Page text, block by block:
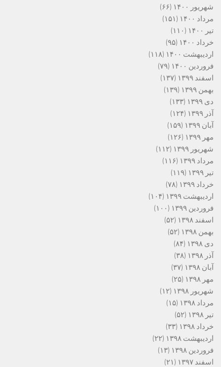
شهریور ۱۴۰۰
(۶۶)
مرداد ۱۴۰۰
(۱۵۱)
تیر ۱۴۰۰
(۱۱۰)
خرداد ۱۴۰۰
(۹۵)
اردیبهشت ۱۴۰۰
(۱۱۸)
فروردین ۱۴۰۰
(۷۹)
اسفند ۱۳۹۹
(۱۳۷)
بهمن ۱۳۹۹
(۱۳۹)
دی ۱۳۹۹
(۱۳۳)
آذر ۱۳۹۹
(۱۲۴)
آبان ۱۳۹۹
(۱۵۹)
مهر ۱۳۹۹
(۱۲۶)
شهریور ۱۳۹۹
(۱۱۲)
مرداد ۱۳۹۹
(۱۱۶)
تیر ۱۳۹۹
(۱۱۹)
خرداد ۱۳۹۹
(۷۸)
اردیبهشت ۱۳۹۹
(۱۰۴)
فروردین ۱۳۹۹
(۱۰۰)
اسفند ۱۳۹۸
(۵۲)
بهمن ۱۳۹۸
(۵۲)
دی ۱۳۹۸
(۸۴)
آذر ۱۳۹۸
(۳۸)
آبان ۱۳۹۸
(۳۷)
مهر ۱۳۹۸
(۲۵)
شهریور ۱۳۹۸
(۱۲)
مرداد ۱۳۹۸
(۱۵)
تیر ۱۳۹۸
(۵۲)
خرداد ۱۳۹۸
(۳۳)
اردیبهشت ۱۳۹۸
(۲۲)
فروردین ۱۳۹۸
(۱۳)
اسفند ۱۳۹۷
(۲۱)